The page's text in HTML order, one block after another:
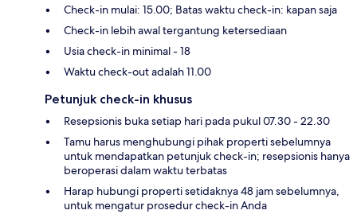
Check-in mulai: 15.00; Batas waktu check-in: kapan saja
Check-in lebih awal tergantung ketersediaan
Usia check-in minimal - 18
Waktu check-out adalah 11.00
Petunjuk check-in khusus
Resepsionis buka setiap hari pada pukul 07.30 - 22.30
Tamu harus menghubungi pihak properti sebelumnya
untuk mendapatkan petunjuk check-in; resepsionis hanya
beroperasi dalam waktu terbatas
Harap hubungi properti setidaknya 48 jam sebelumnya,
untuk mengatur prosedur check-in Anda